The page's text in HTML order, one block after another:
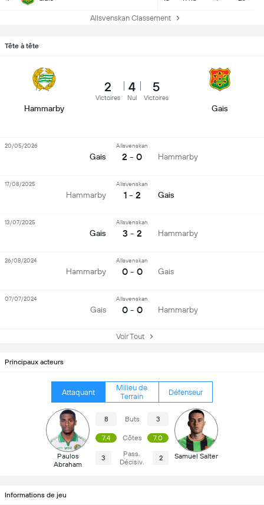
Allsvenskan Classement
Principaux acteurs
Attaquant
Milieu de
Terrain
Défenseur
Paulos
Abraham
8 Buts 3
7.4 Côtes 7.0
3
Pass.
Décisiv.
2 Samuel Salter
Informations de jeu
Tête à tête
Hammarby
2
Victoires
4
Nul
5
Victoires
Gais
Gais
Allsvenskan
2 - 0 Hammarby
20/05/2026
Hammarby
Allsvenskan
1 - 2 Gais
17/08/2025
Gais
Allsvenskan
3 - 2 Hammarby
13/07/2025
Hammarby
Allsvenskan
0 - 0 Gais
26/08/2024
Gais
Allsvenskan
0 - 0 Hammarby
07/07/2024
Voir Tout